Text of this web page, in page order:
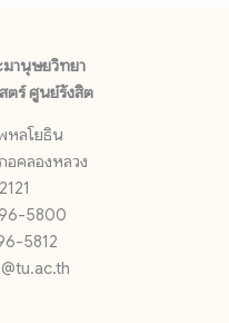
านุษยวิทยา
ตร์ ศูนย์รังสิต
หลโยธิน
อคลองหลวง
5800
5812